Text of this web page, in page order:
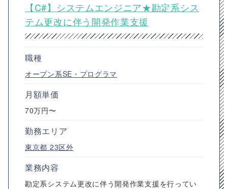
【C#】システムエンジニア★勘定系シス
テム更改に伴う開発作業支援
職種
オープン系SE・プログラマ
月額単価
70万円〜
勤務エリア
東京都 23区外
業務内容
勘定系システム更改に伴う開発作業支援を行ってい